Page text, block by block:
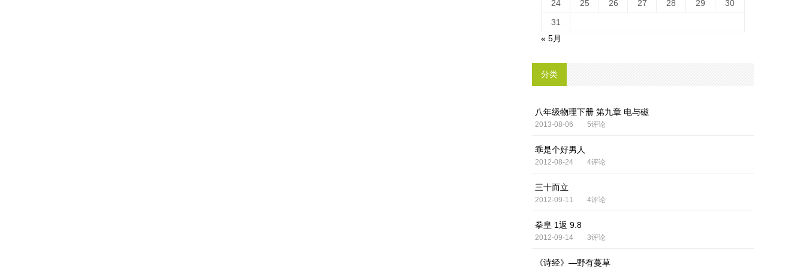
24
25 26 27 28 29
30
31
« 5月
分类
八年级物理下册 第九章 电与磁
2013-08-06 5评论
乖是个好男人
2012-08-24 4评论
三十而立
2012-09-11 4评论
拳皇 1返 9.8
2012-09-14 3评论
《诗经》—野有蔓草